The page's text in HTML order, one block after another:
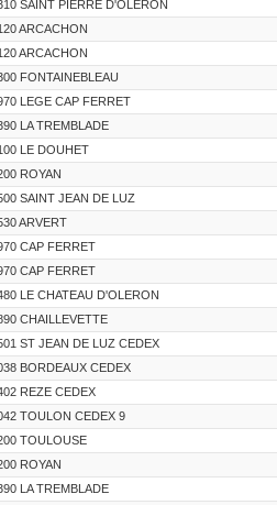
SAINT PIERRE D'OLERON
ARCACHON
ARCACHON
FONTAINEBLEAU
LEGE CAP FERRET
LA TREMBLADE
LE DOUHET
ROYAN
SAINT JEAN DE LUZ
ARVERT
CAP FERRET
CAP FERRET
LE CHATEAU D'OLERON
CHAILLEVETTE
ST JEAN DE LUZ CEDEX
BORDEAUX CEDEX
REZE CEDEX
TOULON CEDEX 9
TOULOUSE
ROYAN
LA TREMBLADE